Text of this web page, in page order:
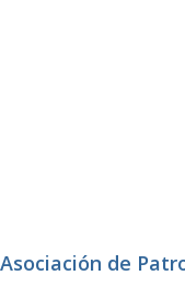
Asociación de